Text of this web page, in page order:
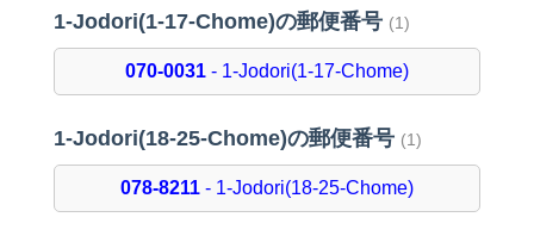
1-Jodori(1-17-Chome)の郵便番号 (1)
070-0031- 1-Jodori(1-17-Chome)
1-Jodori(18-25-Chome)の郵便番号 (1)
078-8211- 1-Jodori(18-25-Chome)